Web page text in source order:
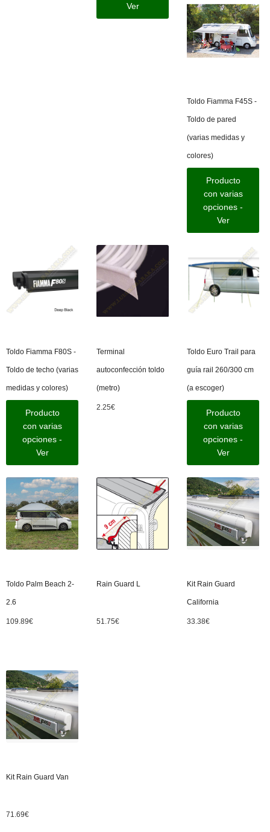
Ver
Toldo Fiamma F45S -
Toldo de pared
(varias medidas y
colores)
Producto
con varias
opciones -
Ver
Toldo Fiamma F80S -
Toldo de techo (varias
medidas y colores)
Producto
con varias
opciones -
Ver
Terminal
autoconfección toldo
(metro)
2.25€
Toldo Euro Trail para
guía rail 260/300 cm
(a escoger)
Producto
con varias
opciones -
Ver
Toldo Palm Beach 2-
2.6
109.89€
Rain Guard L
51.75€
Kit Rain Guard
California
33.38€
Kit Rain Guard Van
71.69€